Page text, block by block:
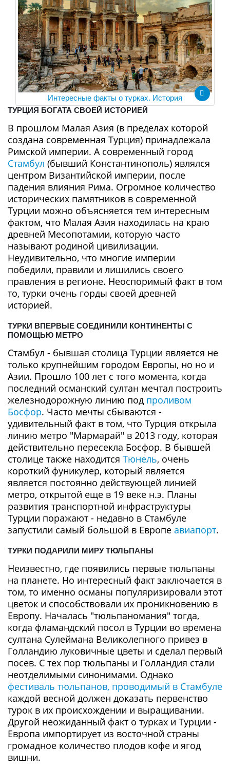
Интересные факты о турках. История
ТУРЦИЯ БОГАТА СВОЕЙ ИСТОРИЕЙ
В прошлом Малая Азия (в пределах которой
создана современная Турция) принадлежала
Римской империи. А современный город
Стамбул (бывший Константинополь) являлся
центром Византийской империи, после
падения влияния Рима. Огромное количество
исторических памятников в современной
Турции можно объясняется тем интересным
фактом, что Малая Азия находилась на краю
древней Месопотамии, которую часто
называют родиной цивилизации.
Неудивительно, что многие империи
победили, правили и лишились своего
правления в регионе. Неоспоримый факт в том
то, турки очень горды своей древней
историей.
ТУРКИ ВПЕРВЫЕ СОЕДИНИЛИ КОНТИНЕНТЫ С
ПОМОЩЬЮ МЕТРО
Стамбул - бывшая столица Турции является не
только крупнейшим городом Европы, но но и
Азии. Прошло 100 лет с того момента, когда
последний османский султан мечтал построить
железнодорожную линию под проливом
Босфор. Часто мечты сбываются -
удивительный факт в том, что Турция открыла
линию метро "Мармарай" в 2013 году, которая
действительно пересекла Босфор. В бывшей
столице также находится Тюнель, очень
короткий фуникулер, который является
является постоянно действующей линией
метро, открытой еще в 19 веке н.э. Планы
развития транспортной инфраструктуры
Турции поражают - недавно в Стамбуле
запустили самый большой в Европе авиапорт.
ТУРКИ ПОДАРИЛИ МИРУ ТЮЛЬПАНЫ
Неизвестно, где появились первые тюльпаны
на планете. Но интересный факт заключается в
том, то именно османы популяризировали этот
цветок и способствовали их проникновению в
Европу. Началась "тюльпаномания" тогда,
когда фламандский посол в Турции во времена
султана Сулеймана Великолепного привез в
Голландию луковичные цветы и сделал первый
посев. С тех пор тюльпаны и Голландия стали
неотделимыми синонимами. Однако
фестиваль тюльпанов, проводимый в Стамбуле
каждой весной должен доказать первенство
турок в их происхождении и выращивании.
Другой неожиданный факт о турках и Турции -
Европа импортирует из восточной страны
громадное количество плодов кофе и ягод
вишни.